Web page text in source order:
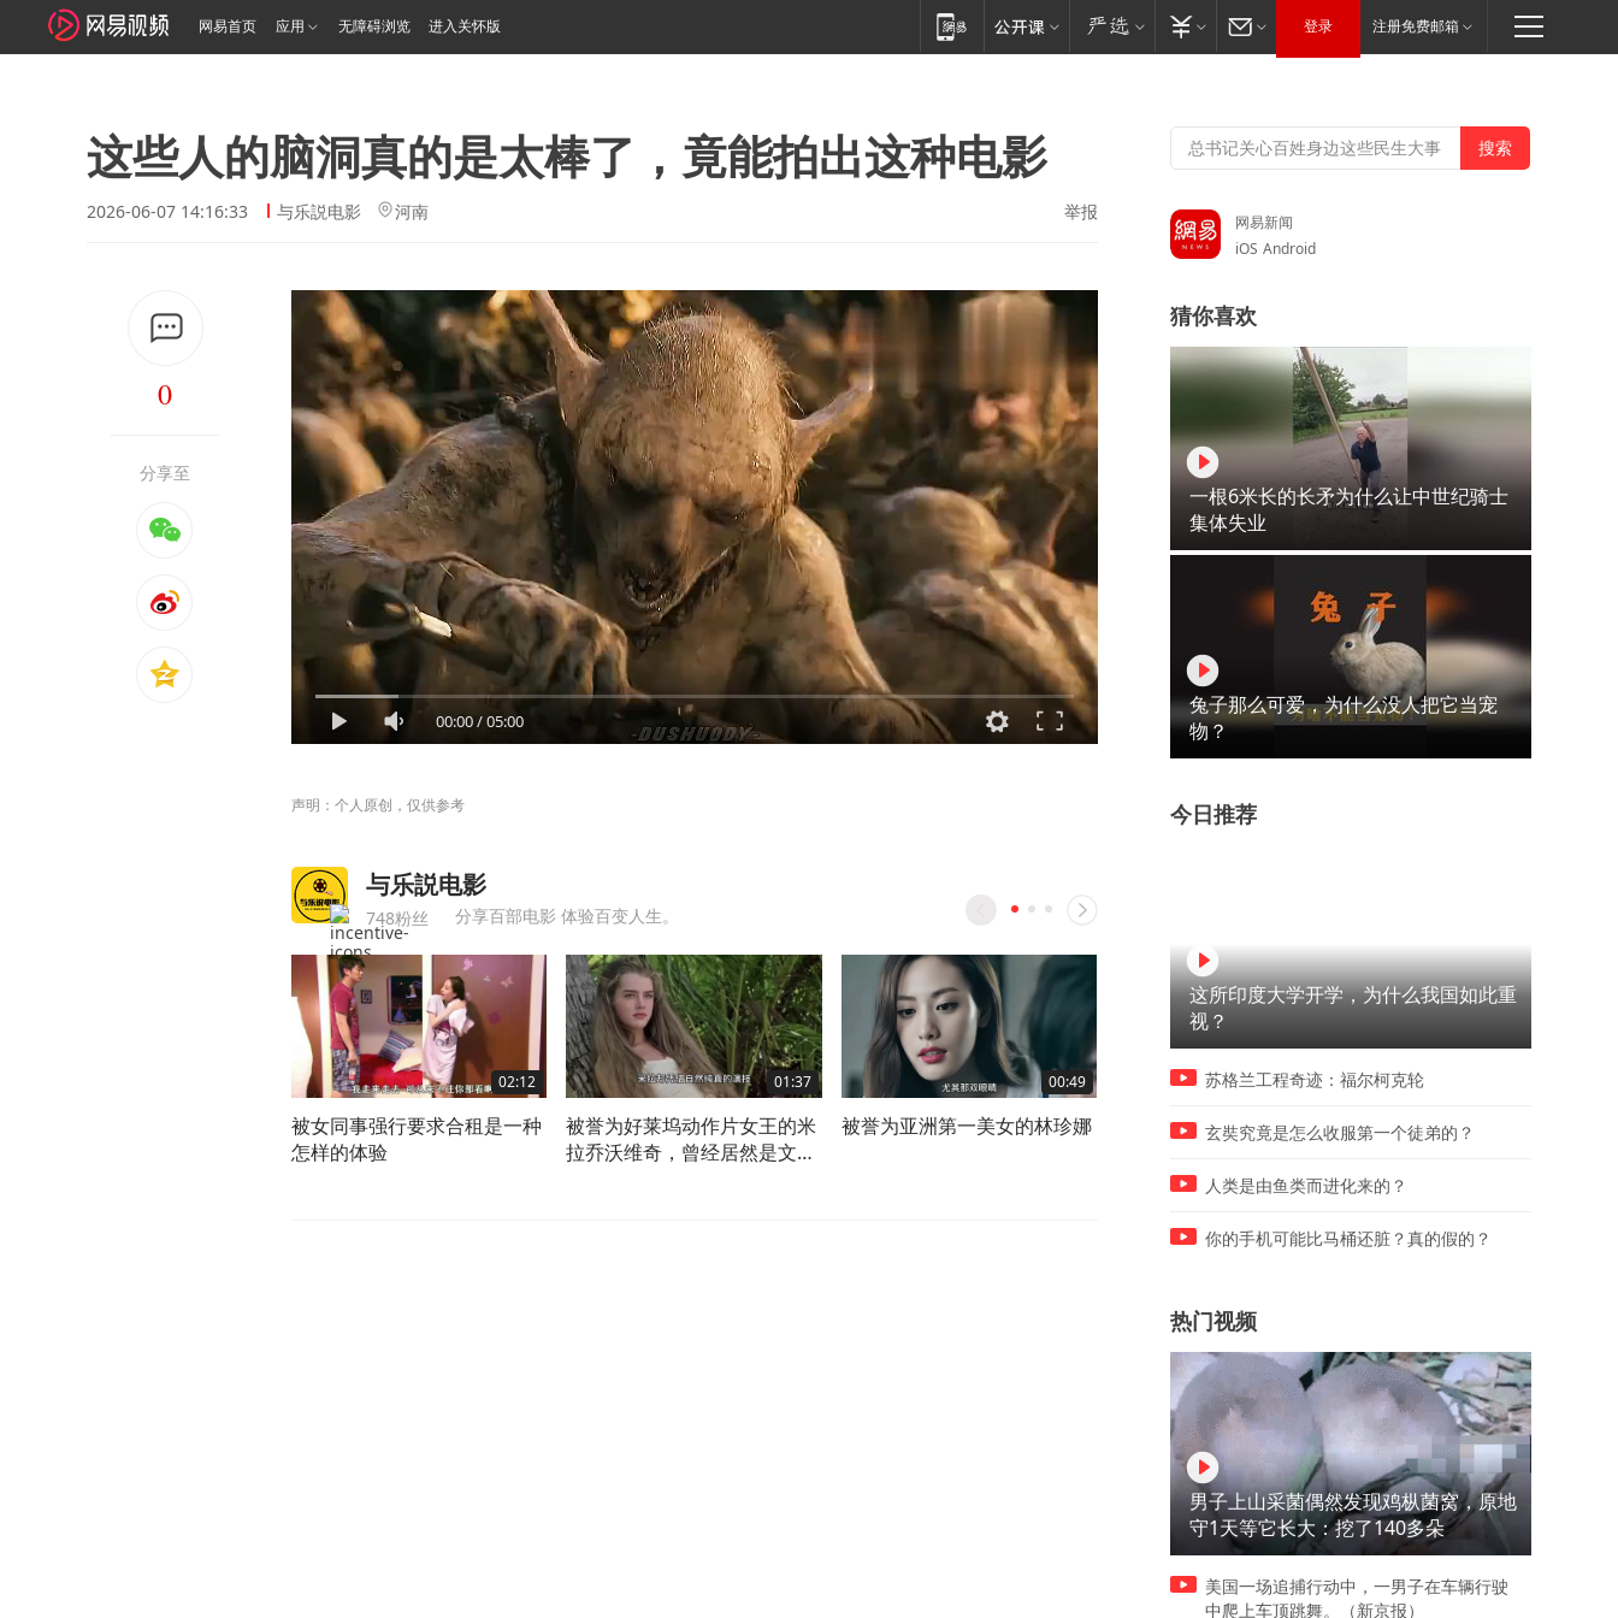
网易首页 应用 无障碍浏览 进入关怀版 登录 注册免费邮箱
这些人的脑洞真的是太棒了，竟能拍出这种电影
2026-06-07 14:16:33 与乐説电影 河南 举报
0
分享至
00:00/05:00
声明：个人原创，仅供参考
与乐説电影
748粉丝 分享百部电影 体验百变人生。
02:12
被女同事强行要求合租是一种
怎样的体验
01:37
被誉为好莱坞动作片女王的米
拉乔沃维奇，曾经居然是文艺
00:49
被誉为亚洲第一美女的林珍娜
00:40
村民竟在田里发现了一枚炸弹
不怕骗子骗术高，就怕骗子
网易新闻
iOS Android
猜你喜欢
一根6米长的长矛为什么让中世纪骑士
集体失业
兔子那么可爱，为什么没人把它当宠
物？
今日推荐
这所印度大学开学，为什么我国如此重
视？
苏格兰工程奇迹：福尔柯克轮
玄奘究竟是怎么收服第一个徒弟的？
人类是由鱼类而进化来的？
你的手机可能比马桶还脏？真的假的？
热门视频
男子上山采菌偶然发现鸡枞菌窝，原地
守1天等它长大：挖了140多朵
美国一场追捕行动中，一男子在车辆行驶
中爬上车顶跳舞。（新京报）